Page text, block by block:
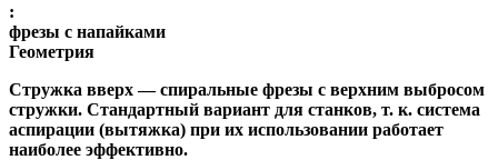
:
фрезы с напайками
Геометрия
Стружка вверх— спиральные фрезы с верхним выбросом
стружки. Стандартный вариант для станков, т. к. система
аспирации (вытяжка) при их использовании работает
наиболее эффективно.